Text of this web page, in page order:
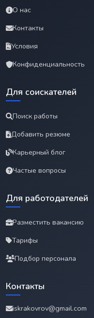
О нас
Контакты
Условия
Конфиденциальность
Для соискателей
Поиск работы
Добавить резюме
Карьерный блог
Частые вопросы
Для работодателей
Разместить вакансию
Тарифы
Подбор персонала
Контакты
iskrakovrov@gmail.com